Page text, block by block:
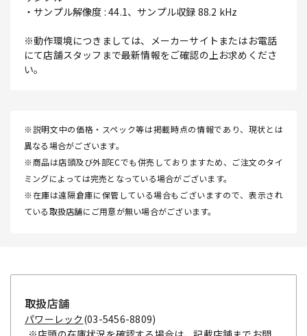
・サンプル解像度 : 44.1、サンプル収録 88.2 kHz
※動作環境につきましては、メーカーサイトまたはお電話
にて店舗スタッフまで最新情報をご確認の上お求めくださ
い。
※説明文中の価格・スペック等は掲載時点の情報であり、現状とは
異なる場合がございます。
※商品は店頭及び外部ECでも併売しておりますため、ご注文のタイ
ミングによっては完売となっている場合がございます。
※在庫は遠隔倉庫に保管している場合もございますので、表示され
ている取扱店舗にご用意が無い場合がございます。
取扱店舗
パワーレック (03-5456-8809)